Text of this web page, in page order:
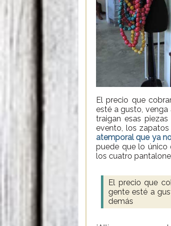
El precio que
esté a gusto, venga
traigan esas
evento, los
atemporal que ya
puede que lo único
los cuatro
El precio que
gente esté a
demás